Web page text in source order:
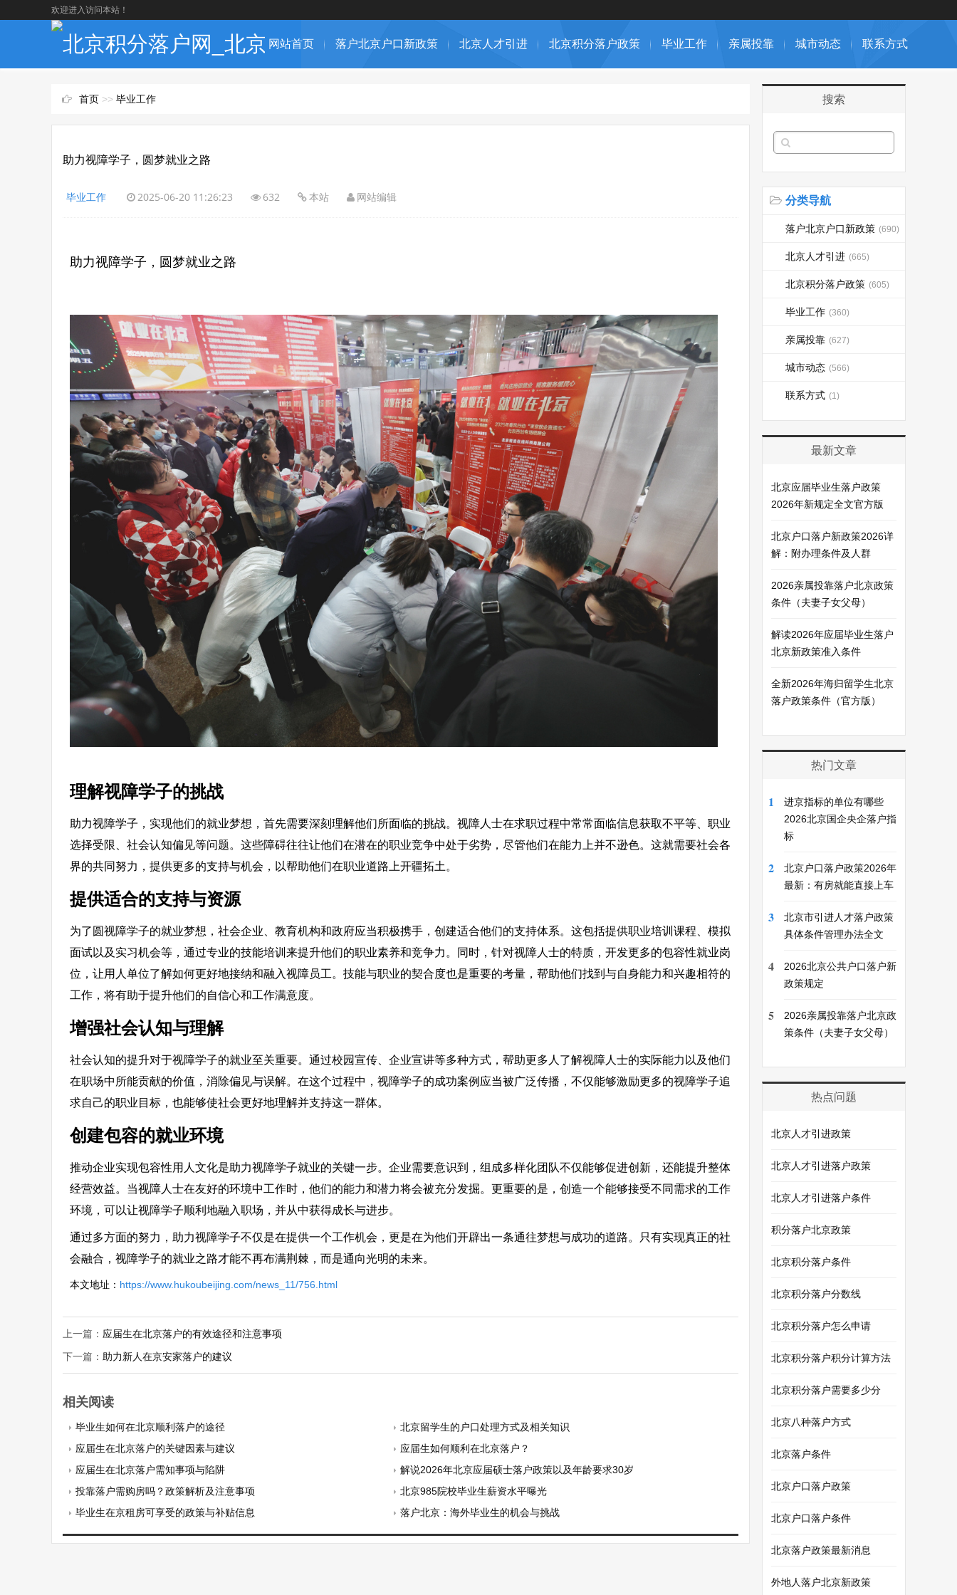
欢迎进入访问本站！
网站首页 落户北京户口新政策 北京人才引进 北京积分落户政策 毕业工作 亲属投靠 城市动态 联系方式
首页 >> 毕业工作
助力视障学子，圆梦就业之路
毕业工作 2025-06-20 11:26:23 632 本站 网站编辑
助力视障学子，圆梦就业之路
理解视障学子的挑战
助力视障学子，实现他们的就业梦想，首先需要深刻理解他们所面临的挑战。视障人士在求职过程中常常面临信息获取不平等、职业
选择受限、社会认知偏见等问题。这些障碍往往让他们在潜在的职业竞争中处于劣势，尽管他们在能力上并不逊色。这就需要社会各
界的共同努力，提供更多的支持与机会，以帮助他们在职业道路上开疆拓土。
提供适合的支持与资源
为了圆视障学子的就业梦想，社会企业、教育机构和政府应当积极携手，创建适合他们的支持体系。这包括提供职业培训课程、模拟
面试以及实习机会等，通过专业的技能培训来提升他们的职业素养和竞争力。同时，针对视障人士的特质，开发更多的包容性就业岗
位，让用人单位了解如何更好地接纳和融入视障员工。技能与职业的契合度也是重要的考量，帮助他们找到与自身能力和兴趣相符的
工作，将有助于提升他们的自信心和工作满意度。
增强社会认知与理解
社会认知的提升对于视障学子的就业至关重要。通过校园宣传、企业宣讲等多种方式，帮助更多人了解视障人士的实际能力以及他们
在职场中所能贡献的价值，消除偏见与误解。在这个过程中，视障学子的成功案例应当被广泛传播，不仅能够激励更多的视障学子追
求自己的职业目标，也能够使社会更好地理解并支持这一群体。
创建包容的就业环境
推动企业实现包容性用人文化是助力视障学子就业的关键一步。企业需要意识到，组成多样化团队不仅能够促进创新，还能提升整体
经营效益。当视障人士在友好的环境中工作时，他们的能力和潜力将会被充分发掘。更重要的是，创造一个能够接受不同需求的工作
环境，可以让视障学子顺利地融入职场，并从中获得成长与进步。
通过多方面的努力，助力视障学子不仅是在提供一个工作机会，更是在为他们开辟出一条通往梦想与成功的道路。只有实现真正的社
会融合，视障学子的就业之路才能不再布满荆棘，而是通向光明的未来。
本文地址： https://www.hukoubeijing.com/news_11/756.html
上一篇： 应届生在北京落户的有效途径和注意事项
下一篇： 助力新人在京安家落户的建议
相关阅读
毕业生如何在北京顺利落户的途径
北京留学生的户口处理方式及相关知识
应届生在北京落户的关键因素与建议
应届生如何顺利在北京落户？
应届生在北京落户需知事项与陷阱
解说2026年北京应届硕士落户政策以及年龄要求30岁
投靠落户需购房吗？政策解析及注意事项
北京985院校毕业生薪资水平曝光
毕业生在京租房可享受的政策与补贴信息
落户北京：海外毕业生的机会与挑战
搜索
分类导航
落户北京户口新政策 (690)
北京人才引进 (665)
北京积分落户政策 (605)
毕业工作 (360)
亲属投靠 (627)
城市动态 (566)
联系方式 (1)
最新文章
北京应届毕业生落户政策
2026年新规定全文官方版
北京户口落户新政策2026详
解：附办理条件及人群
2026亲属投靠落户北京政策
条件（夫妻子女父母）
解读2026年应届毕业生落户
北京新政策准入条件
全新2026年海归留学生北京
落户政策条件（官方版）
热门文章
1
进京指标的单位有哪些
2026北京国企央企落户指
标
2
北京户口落户政策2026年
最新：有房就能直接上车
3
北京市引进人才落户政策
具体条件管理办法全文
4
2026北京公共户口落户新
政策规定
5
2026亲属投靠落户北京政
策条件（夫妻子女父母）
热点问题
北京人才引进政策
北京人才引进落户政策
北京人才引进落户条件
积分落户北京政策
北京积分落户条件
北京积分落户分数线
北京积分落户怎么申请
北京积分落户积分计算方法
北京积分落户需要多少分
北京八种落户方式
北京落户条件
北京户口落户政策
北京户口落户条件
北京落户政策最新消息
外地人落户北京新政策